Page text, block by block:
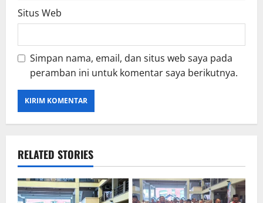
Situs Web
Simpan nama, email, dan situs web saya pada
peramban ini untuk komentar saya berikutnya.
RELATED STORIES